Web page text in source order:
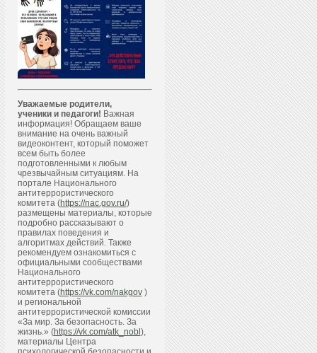
Уважаемые родители,
ученики и педагоги! Важная
информация! Обращаем ваше
внимание на очень важный
видеоконтент, который поможет
всем быть более
подготовленными к любым
чрезвычайным ситуациям. На
портале Национального
антитеррористического
комитета (https://nac.gov.ru/)
размещены материалы, которые
подробно рассказывают о
правилах поведения и
алгоритмах действий. Также
рекомендуем ознакомиться с
официальными сообществами
Национального
антитеррористического
комитета (https://vk.com/nakgov)
и региональной
антитеррористической комиссии
«За мир. За безопасность. За
жизнь.» (https://vk.com/atk_nobl ),
материалы Центра